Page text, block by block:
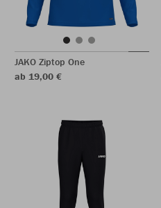
JAKO Ziptop One
ab 19,00 €